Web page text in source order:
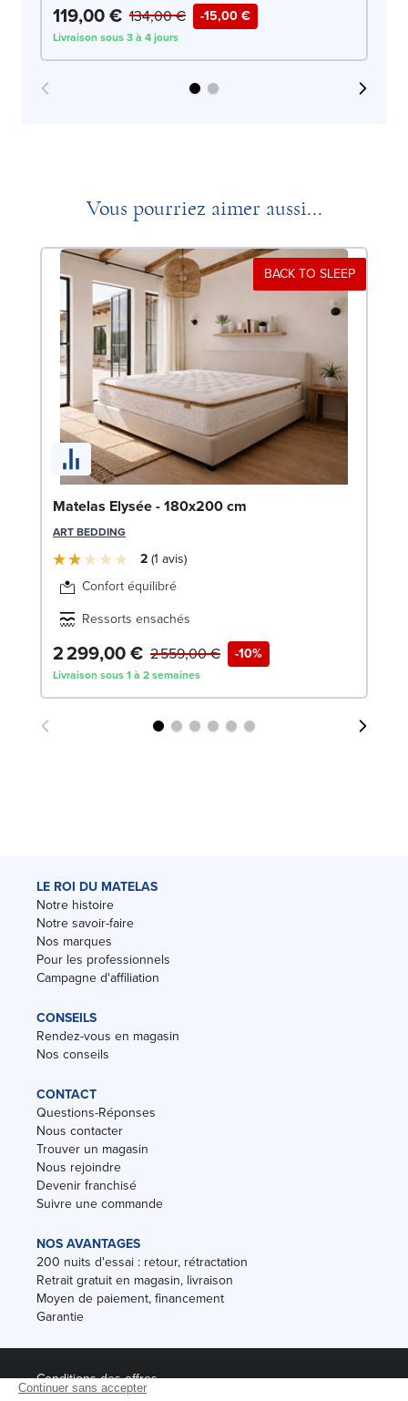
119,00 € -15,00 €
134,00 €
Livraison sous 3 à 4 jours
Vous pourriez aimer aussi...
BACK TO SLEEP
Matelas Elysée - 180x200 cm
ART BEDDING
2 1 avis
Confort équilibré
Ressorts ensachés
2 299,00 € -10%
2 559,00 €
Livraison sous 1 à 2 semaines
LE ROI DU MATELAS
Notre histoire
Notre savoir-faire
Nos marques
Pour les professionnels
Campagne d'affiliation
CONSEILS
Rendez-vous en magasin
Nos conseils
CONTACT
Questions-Réponses
Nous contacter
Trouver un magasin
Nous rejoindre
Devenir franchisé
Suivre une commande
NOS AVANTAGES
200 nuits d'essai : retour, rétractation
Retrait gratuit en magasin, livraison
Moyen de paiement, financement
Garantie
Conditions des offres
Black Friday